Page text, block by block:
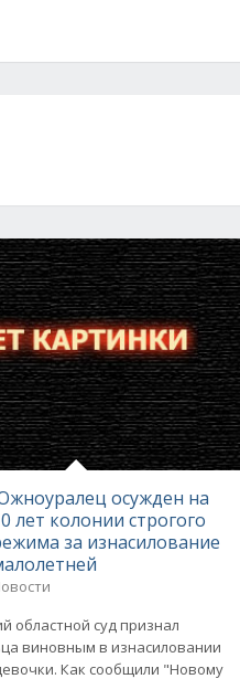
осужден на
лет колонии строгого
за изнасилование
областной суд признал
виновным в изнасиловании
Как сообщили "Новому